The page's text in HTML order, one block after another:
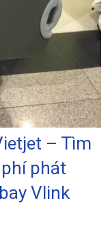
– Tìm
phát
Vlink